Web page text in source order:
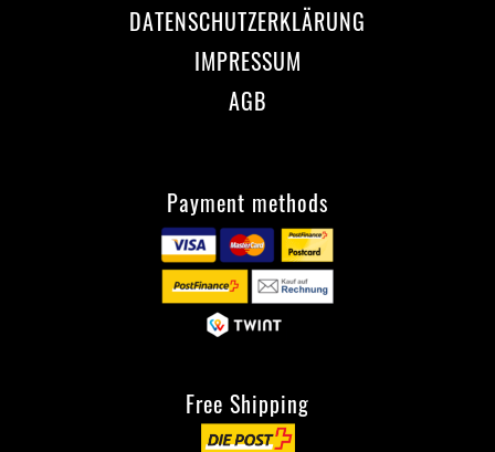
DATENSCHUTZERKLÄRUNG
IMPRESSUM
AGB
Payment methods
Free Shipping